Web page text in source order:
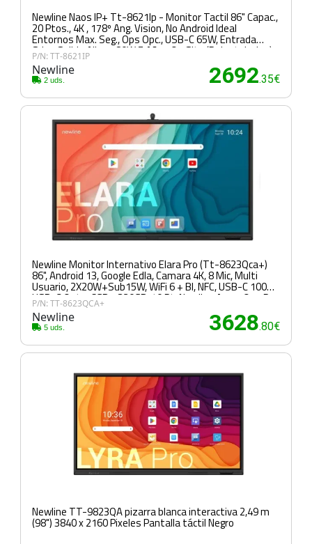
Newline Naos IP+ Tt-8621Ip - Monitor Tactil 86" Capac.,
20 Ptos., 4K , 178º Ang. Vision, No Android Ideal
Entornos Max. Seg., Ops Opc., USB-C 65W, Entrada
Sdm, Salida Alim. 180W 5 Años On Site (Reinstalacion)
P/N: TT-8621IP
Newline
2 uds. 2692.35€
Newline Monitor Internativo Elara Pro (Tt-8623Qca+)
86", Android 13, Google Edla, Camara 4K, 8 Mic, Multi
Usuario, 2X20W+Sub15W, WiFi 6 + Bl, NFC, USB-C 100W,
USB-C Out, 16GB y 320GB, 40 Pt, Newline Apps, Ops Pc y
Sdm Opc, 5 Años de Garantia On Site
P/N: TT-8623QCA+
Newline
5 uds. 3628.80€
Newline TT-9823QA pizarra blanca interactiva 2,49 m
(98") 3840 x 2160 Pixeles Pantalla táctil Negro